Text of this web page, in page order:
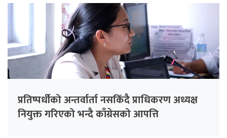
प्रतिष्पर्धीको अन्तर्वार्ता नसकिँदै प्राधिकरण अध्यक्ष
नियुक्त गरिएको भन्दै काँग्रेसको आपत्ति